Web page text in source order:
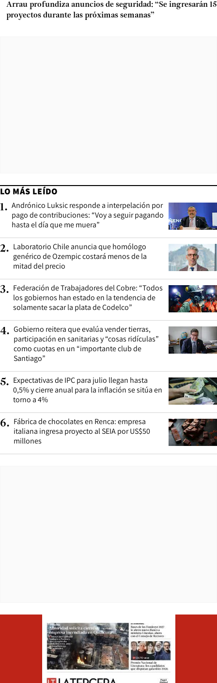
Arrau profundiza anuncios de seguridad: “Se ingresarán 15
proyectos durante las próximas semanas”
LO MÁS LEÍDO
1. Andrónico Luksic responde a interpelación por
pago de contribuciones: “Voy a seguir pagando
hasta el día que me muera”
2. Laboratorio Chile anuncia que homólogo
genérico de Ozempic costará menos de la
mitad del precio
3. Federación de Trabajadores del Cobre: “Todos
los gobiernos han estado en la tendencia de
solamente sacar la plata de Codelco”
4. Gobierno reitera que evalúa vender tierras,
participación en sanitarias y “cosas ridículas”
como cuotas en un “importante club de
Santiago”
5. Expectativas de IPC para julio llegan hasta
0,5% y cierre anual para la inflación se sitúa en
torno a 4%
6. Fábrica de chocolates en Renca: empresa
italiana ingresa proyecto al SEIA por US$50
millones